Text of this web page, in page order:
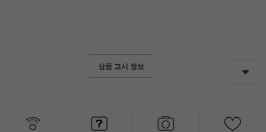
상품 고시 정보